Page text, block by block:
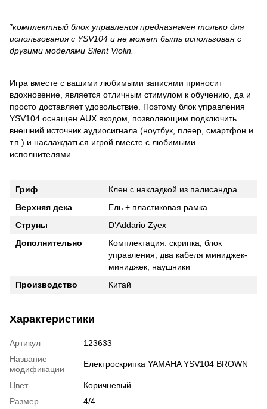
*комплектный блок управления предназначен только для
использования с YSV104 и не может быть использован с
другими моделями Silent Violin.
Игра вместе с вашими любимыми записями приносит
вдохновение, является отличным стимулом к обучению, да и
просто доставляет удовольствие. Поэтому блок управления
YSV104 оснащен AUX входом, позволяющим подключить
внешний источник аудиосигнала (ноутбук, плеер, смартфон и
т.п.) и наслаждаться игрой вместе с любимыми
исполнителями.
Гриф
Клен с накладкой из палисандра
Верхняя дека
Ель + пластиковая рамка
Струны
D’Addario Zyex
Дополнительно
Комплектация: скрипка, блок
управления, два кабеля миниджек-
миниджек, наушники
Производство
Китай
Характеристики
Артикул
123633
Название
модификации
Електроскрипка YAMAHA YSV104 BROWN
Цвет
Коричневый
Размер
4/4